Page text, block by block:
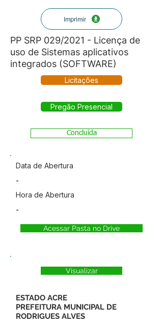
Imprimir
PP SRP 029/2021 - Licença de
uso de Sistemas aplicativos
integrados (SOFTWARE)
Licitações
Pregão Presencial
Concluída
Data de Abertura
-
Hora de Abertura
-
Acessar Pasta no Drive
Visualizar
ESTADO ACRE
PREFEITURA MUNICIPAL DE
RODRIGUES ALVES